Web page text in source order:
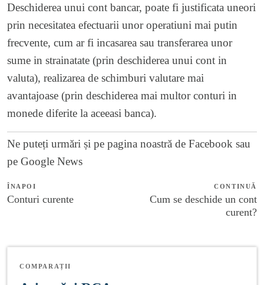
Deschiderea unui cont bancar, poate fi justificata uneori
prin necesitatea efectuarii unor operatiuni mai putin
frecvente, cum ar fi incasarea sau transferarea unor
sume in strainatate (prin deschiderea unui cont in
valuta), realizarea de schimburi valutare mai
avantajoase (prin deschiderea mai multor conturi in
monede diferite la aceeasi banca).
Ne puteți urmări și pe pagina noastră de Facebook sau
pe Google News
ÎNAPOI
Conturi curente
CONTINUĂ
Cum se deschide un cont
curent?
COMPARAȚII